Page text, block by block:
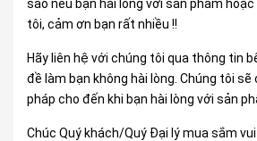
sao nếu bạn hài lòng với sản phẩm
tôi, cảm ơn bạn rất nhiều !!
Hãy liên hệ với chúng tôi qua thông tin
đề làm bạn không hài lòng. Chúng tôi sẽ
pháp cho đến khi bạn hài lòng với sản
Chúc Quý khách/Quý Đại lý mua sắm